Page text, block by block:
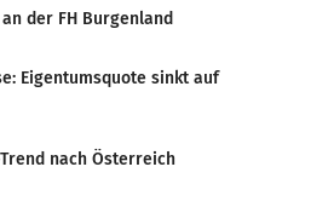
der FH Burgenland
Eigentumsquote sinkt auf
nach Österreich